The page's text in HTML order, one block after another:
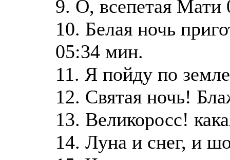
9. О, всепетая Мати
10. Белая ночь
05:34 мин.
11. Я пойду по
12. Святая ночь!
13. Великоросс!
14. Луна и снег, и